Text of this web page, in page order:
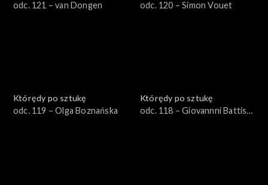
odc. 121 – van Dongen
odc. 120 – Simon Vouet
Którędy po sztukę
odc. 119 − Olga Boznańska
Którędy po sztukę
odc. 118 − Giovannni Battista